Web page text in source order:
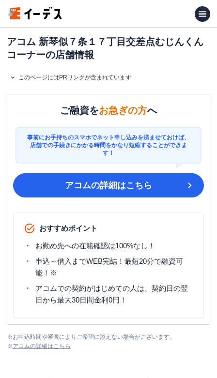
アコム 新琴似７条１７丁目交差点むじんくん
コーナーの店舗情報
このページにはPRリンクが含まれています
ご融資をお急ぎの方へ
事前にお手持ちのスマホでネット申し込みを済ませておけば、
店舗での手続きにかかる時間をかなり短縮することができま
す！
アコムの詳細はこちら
おすすめポイント
お勤め先への在籍確認は100%なし！
申込～借入までWEB完結！最短20分で融資可
能！※
アコムでの契約がはじめての人は、契約日の翌
日から最大30日間金利0円！
※お申込時間や審査によりご希望に添えない場合がございます。
※アコムの詳細はこちら